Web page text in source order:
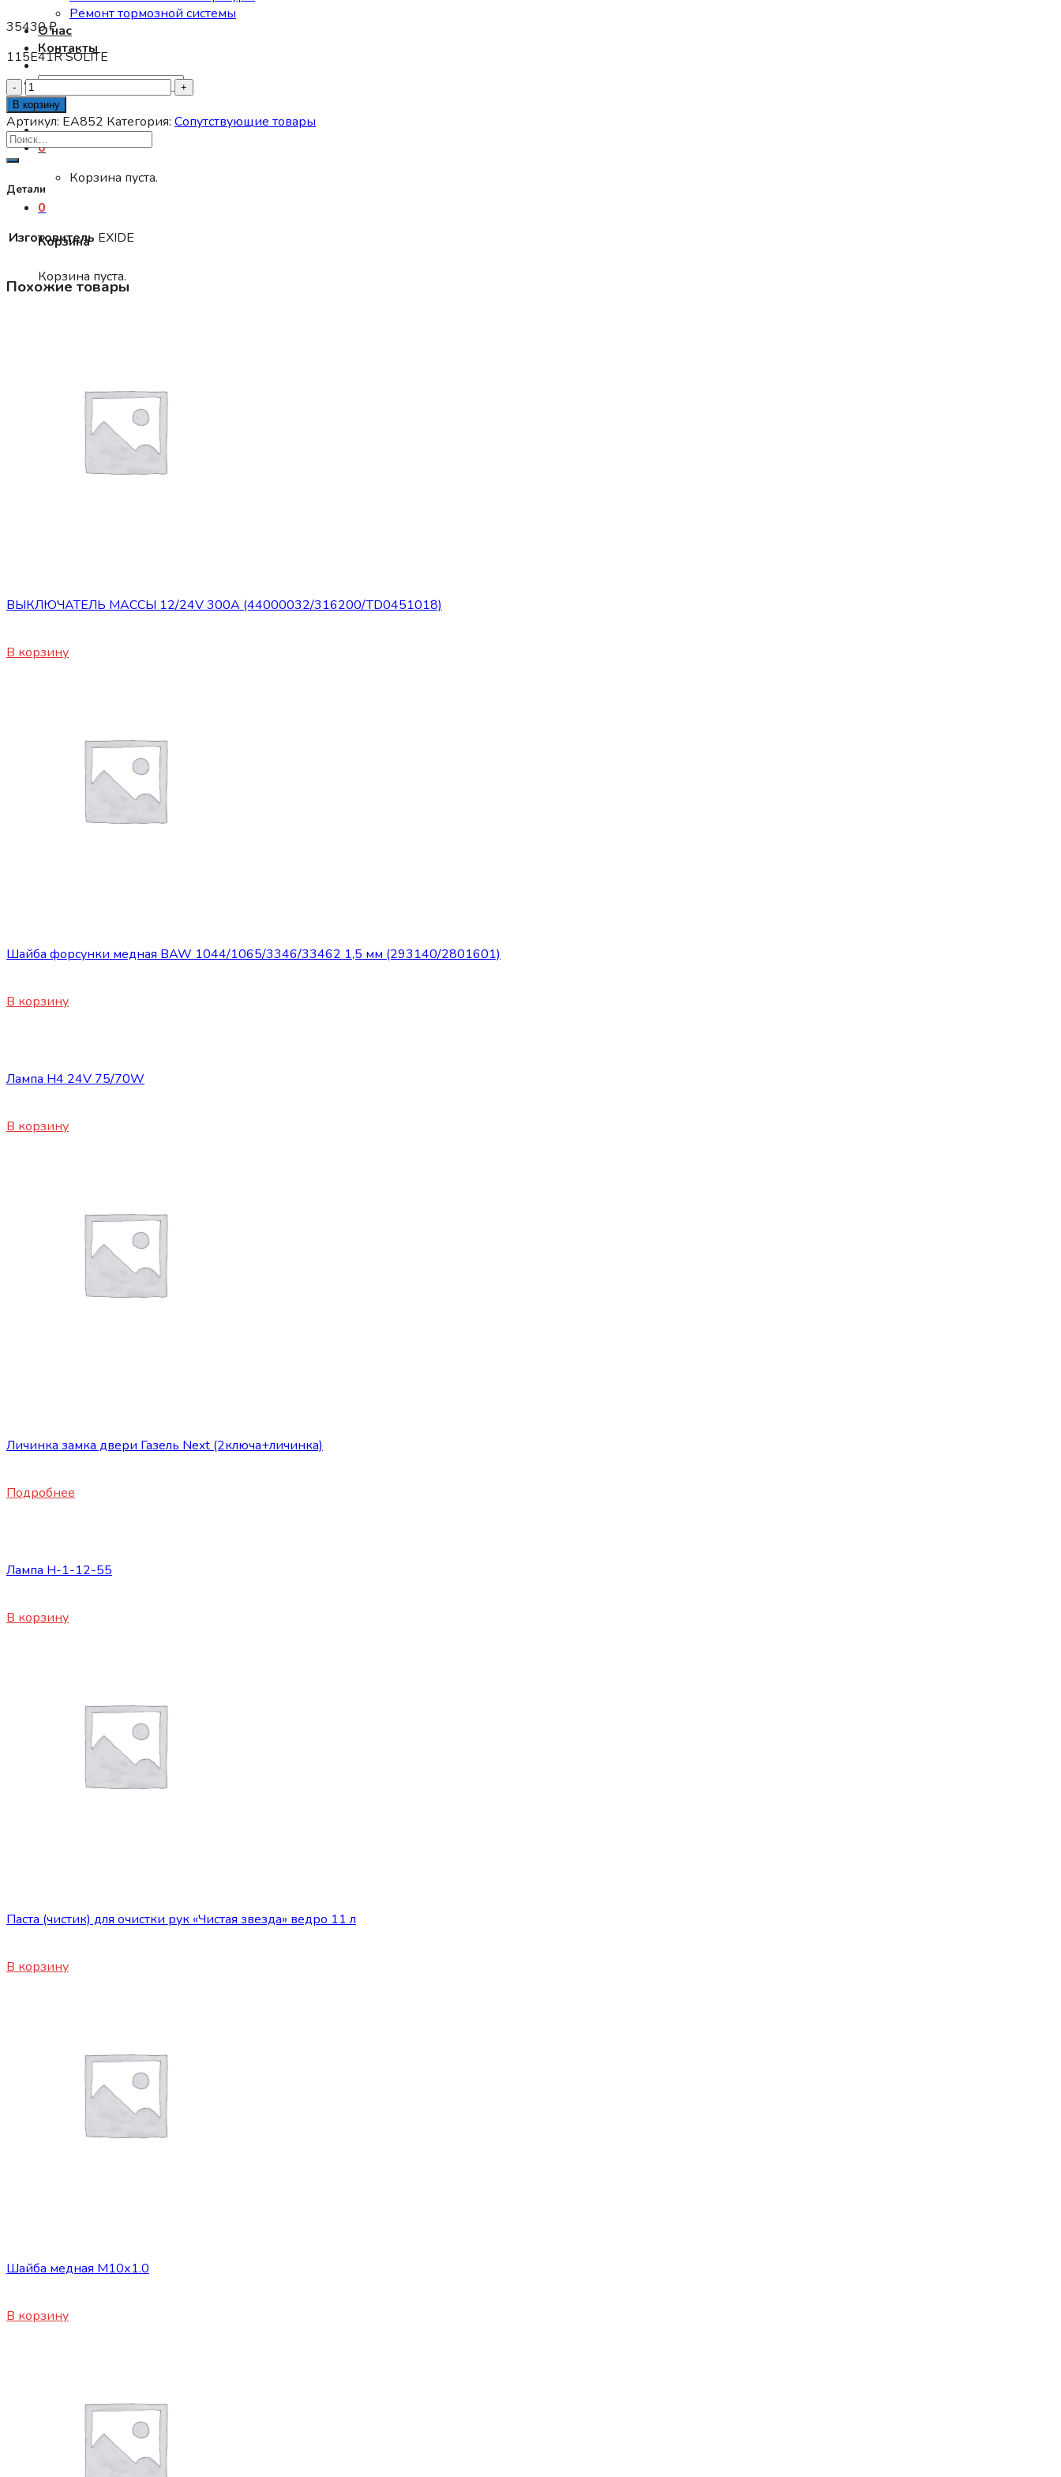
Ремонт тормозной системы
О нас
Контакты
Искать:
0
Корзина пуста.
0
Корзина
Корзина пуста.
35430₽
115E41R SOLITE
Количество
товара
Аккумулятор
EXIDE
12V
85Ah
800A
315х175х175
BOOST
+)
В корзину
Артикул: EA852 Категория: Сопутствующие товары
Детали
Изготовитель EXIDE
Похожие товары
ВЫКЛЮЧАТЕЛЬ МАССЫ 12/24V 300A (44000032/316200/TD0451018)
В корзину
Шайба форсунки медная BAW 1044/1065/3346/33462 1,5 мм (293140/2801601)
В корзину
Лампа H4 24V 75/70W
В корзину
Личинка замка двери Газель Next (2ключа+личинка)
Подробнее
Лампа H-1-12-55
В корзину
Паста (чистик) для очистки рук «Чистая звезда» ведро 11 л
В корзину
Шайба медная М10х1.0
В корзину